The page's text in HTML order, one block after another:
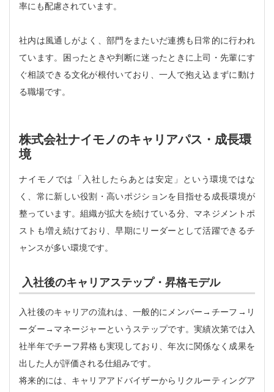
率にも配慮されています。
社内は風通しがよく、部門をまたいだ連携も日常的に行われ
ています。困ったときや判断に迷ったときに上司・先輩にす
ぐ相談できる文化が根付いており、一人で抱え込まずに動け
る職場です。
株式会社ナイモノのキャリアパス・成長環
境
ナイモノでは「入社したらあとは安定」という環境ではな
く、常に新しい役割・高いポジションを目指せる成長環境が
整っています。組織が拡大を続けている分、マネジメントポ
ストも増え続けており、早期にリーダーとして活躍できるチ
ャンスが多い環境です。
入社後のキャリアステップ・昇格モデル
入社後のキャリアの流れは、一般的にメンバー→チーフ→リ
ーダー→マネージャーというステップです。実績次第では入
社半年でチーフ昇格も実現しており、年次に関係なく成果を
出した人が評価される仕組みです。
将来的には、キャリアアドバイザーからリクルーティングア